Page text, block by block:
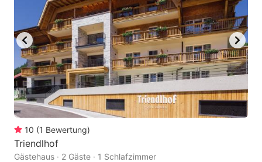
10 (1 Bewertung)
Triendlhof
Gästehaus · 2 Gäste · 1 Schlafzimmer